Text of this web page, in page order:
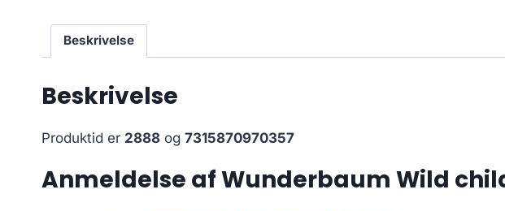
Beskrivelse
Beskrivelse
Produktid er 2888 og 7315870970357
Anmeldelse af Wunderbaum Wild